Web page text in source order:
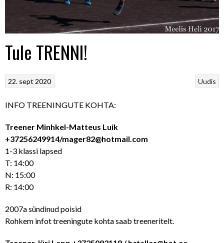
Tule TRENNI!
Uudis
22. sept 2020
INFO TREENINGUTE KOHTA:
Treener Minhkel-Matteus Luik
+37256249914/mager82@hotmail.com
1-3 klassi lapsed
T: 14:00
N: 15:00
R: 14:00
2007a sündinud poisid
Rohkem infot treeningute kohta saab treeneritelt.